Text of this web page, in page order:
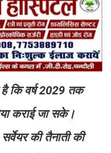
कि वर्ष 2029 तक
कराई जा सके।
की तैनाती की